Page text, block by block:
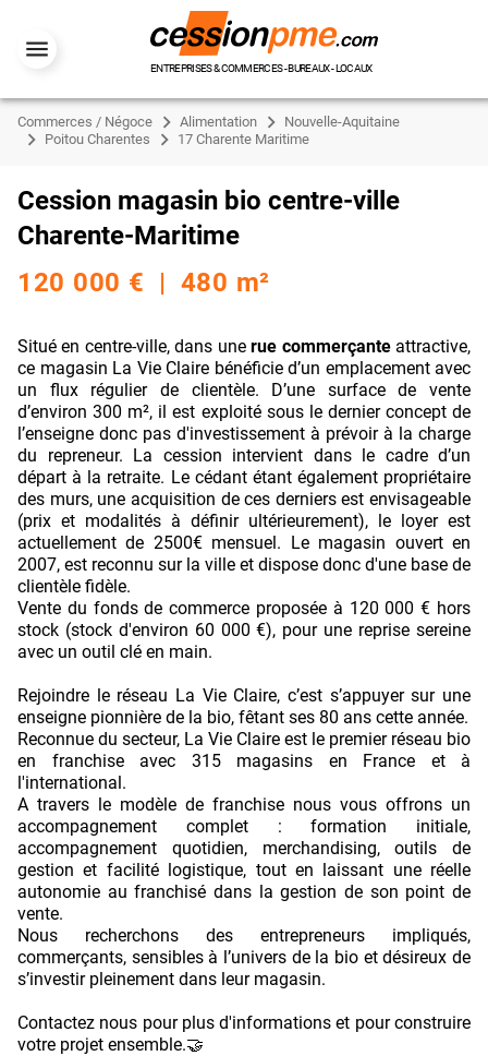
ENTREPRISES & COMMERCES - BUREAUX - LOCAUX
Commerces / Négoce Alimentation
Nouvelle-Aquitaine
Poitou Charentes
17 Charente Maritime
Cession magasin bio centre-ville
Charente-Maritime
120 000 € | 480 m²
Situé en centre-ville, dans unerue commerçanteattractive,
ce magasin La Vie Claire bénéficie d’un emplacement avec
un flux régulier de clientèle. D’une surface de vente
d’environ 300 m², il est exploité sous le dernier concept de
l’enseigne donc pas d'investissement à prévoir à la charge
du repreneur. La cession intervient dans le cadre d’un
départ à la retraite. Le cédant étant également propriétaire
des murs, une acquisition de ces derniers est envisageable
(prix et modalités à définir ultérieurement), le loyer est
actuellement de 2500€ mensuel. Le magasin ouvert en
2007, est reconnu sur la ville et dispose donc d'une base de
clientèle fidèle.
Vente du fonds de commerce proposée à 120 000 € hors
stock (stock d'environ 60 000 €), pour une reprise sereine
avec un outil clé en main.
Rejoindre le réseau La Vie Claire, c’est s’appuyer sur une
enseigne pionnière de la bio, fêtant ses 80 ans cette année.
Reconnue du secteur, La Vie Claire est le premier réseau bio
en franchise avec 315 magasins en France et à
l'international.
A travers le modèle de franchise nous vous offrons un
accompagnement complet : formation initiale,
accompagnement quotidien, merchandising, outils de
gestion et facilité logistique, tout en laissant une réelle
autonomie au franchisé dans la gestion de son point de
vente.
Nous recherchons des entrepreneurs impliqués,
commerçants, sensibles à l’univers de la bio et désireux de
s’investir pleinement dans leur magasin.
Contactez nous pour plus d'informations et pour construire
votre projet ensemble.🤝